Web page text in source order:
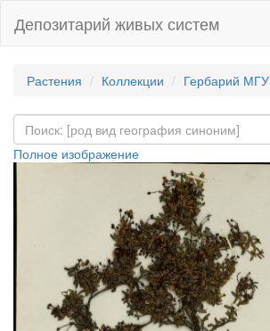
Депозитарий живых систем
Растения Коллекции Гербарий МГУ
Полное изображение